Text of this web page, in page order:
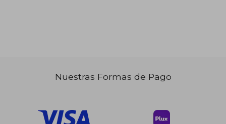
$ 32.78 dcto.
Nuestras Formas de Pago